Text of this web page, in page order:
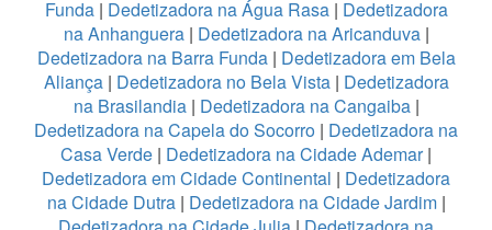
Funda| Dedetizadora na Água Rasa | Dedetizadora
na Anhanguera| Dedetizadora na Aricanduva|
Dedetizadora na Barra Funda | Dedetizadora em Bela
Aliança | Dedetizadora no Bela Vista| Dedetizadora
na Brasilandia| Dedetizadora na Cangaiba|
Dedetizadora na Capela do Socorro | Dedetizadora na
Casa Verde | Dedetizadora na Cidade Ademar|
Dedetizadora em Cidade Continental | Dedetizadora
na Cidade Dutra | Dedetizadora na Cidade Jardim|